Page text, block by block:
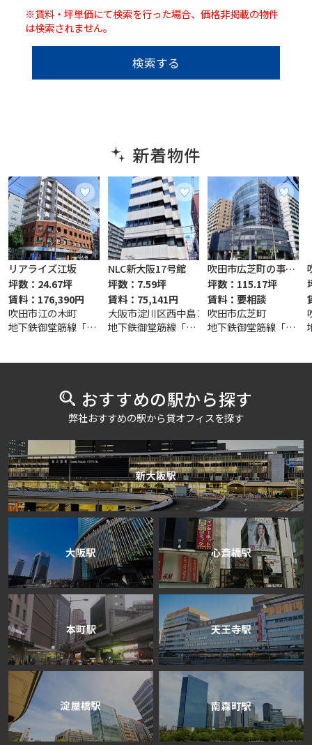
クセ
ス：...
※賃料・坪単価にて検索を行った場合、価格非掲載の物件
は検索されません。
検索する
新着物件
リアライズ江坂
坪数：24.67坪
賃料：176,390円
吹田市江の木町
地下鉄御堂筋線「江坂」駅 徒歩4分
NLC新大阪17号館
坪数：7.59坪
賃料：75,141円
大阪市淀川区西中島３丁目
地下鉄御堂筋線「西中島南方」駅 徒歩4分
吹田市広芝町の事務所
坪数：115.17坪
賃料：要相談
吹田市広芝町
地下鉄御堂筋線「江坂」駅 徒歩6分
おすすめの駅から探す
弊社おすすめの駅から貸オフィスを探す